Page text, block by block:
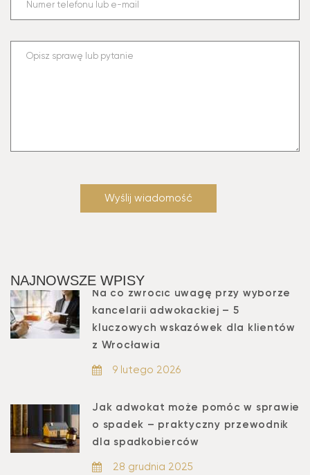
NAJNOWSZE WPISY
Na co zwrócić uwagę przy wyborze
kancelarii adwokackiej – 5
kluczowych wskazówek dla klientów
z Wrocławia
9 lutego 2026
Jak adwokat może pomóc w sprawie
o spadek – praktyczny przewodnik
dla spadkobierców
28 grudnia 2025